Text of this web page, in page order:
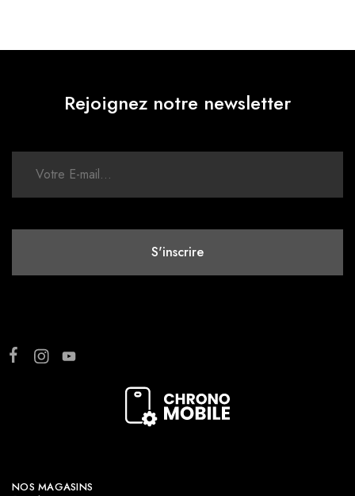
Rejoignez notre newsletter
NOS MAGASINS